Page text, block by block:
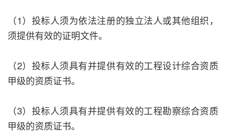
（1）投标人须为依法注册的独立法人或其他组织，
须提供有效的证明文件。
（2）投标人须具有并提供有效的工程设计综合资质
甲级的资质证书。
（3）投标人须具有并提供有效的工程勘察综合资质
甲级的资质证书。